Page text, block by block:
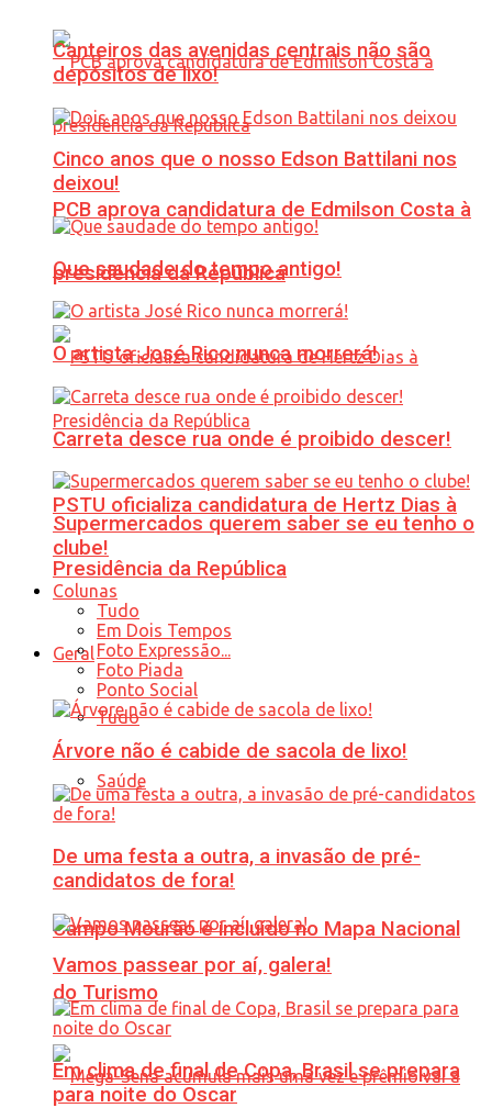
PCB aprova candidatura de Edmilson Costa à
presidência da República
PSTU oficializa candidatura de Hertz Dias à
Presidência da República
Geral
Tudo
Saúde
Campo Mourão é incluído no Mapa Nacional
do Turismo
Canteiros das avenidas centrais não são
depósitos de lixo!
Cinco anos que o nosso Edson Battilani nos
deixou!
Que saudade do tempo antigo!
O artista José Rico nunca morrerá!
Carreta desce rua onde é proibido descer!
Supermercados querem saber se eu tenho o
clube!
Colunas
Tudo
Em Dois Tempos
Foto Expressão...
Foto Piada
Ponto Social
Árvore não é cabide de sacola de lixo!
De uma festa a outra, a invasão de pré-
candidatos de fora!
Vamos passear por aí, galera!
Em clima de final de Copa, Brasil se prepara
para noite do Oscar